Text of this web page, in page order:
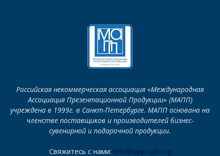
Российская некоммерческая ассоциация «Международная
Ассоциация Презентационной Продукции» (МАПП)
учреждена в 1999г. в Санкт-Петербурге. МАПП основана на
членстве поставщиков и производителей бизнес-
сувенирной и подарочной продукции.
Свяжитесь с нами: info@iapp-spb.org